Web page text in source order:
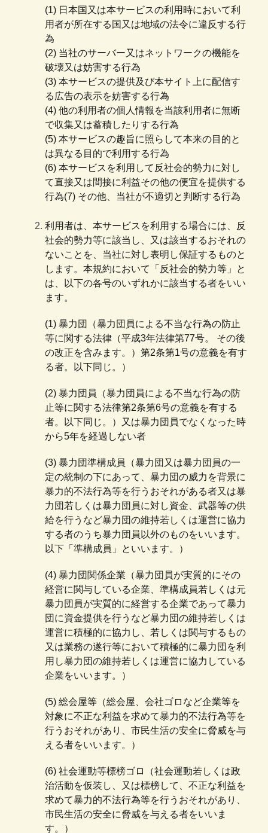
(1) 日本国又は本サービスの利用時において利
用者が所在する国又は地域の法令に違反する行
為
(2) 当社のサーバー又はネットワークの機能を
破壊又は妨害する行為
(3) 本サービスの提供及び本サイト上に配信す
る広告の表示を妨害する行為
(4) 他の利用者の個人情報を当該利用者に無断
で収集又は蓄積したりする行為
(5) 本サービスの趣旨に照らして本来の目的と
は異なる目的で利用する行為
(6) 本サービスを利用して反社会的勢力に対し
て直接又は間接に利益その他の便宜を提供する
行為(7) その他、当社が不適切と判断する行為
利用者は、本サービスを利用する場合には、反
社会的勢力等に該当し、又は該当するおそれの
ないことを、当社に対し表明し保証するものと
します。本規約において「反社会的勢力等」と
は、以下の各号のいずれかに該当する者をいい
ます。
(1) 暴力団（暴力団員による不当な行為の防止
等に関する法律（平成3年法律第77号。 その後
の改正を含みます。）第2条第1号の意義を有す
る者。以下同じ。）
(2) 暴力団員（暴力団員による不当な行為の防
止等に関する法律第2条第6号の意義を有する
者。以下同じ。）又は暴力団員でなくなった時
から5年を経過しない者
(3) 暴力団準構成員（暴力団又は暴力団員の一
定の統制の下にあって、暴力団の威力を背景に
暴力的不法行為等を行うおそれがある者又は暴
力団若しくは暴力団員に対し資金、武器等の供
給を行うなど暴力団の維持若しくは運営に協力
する者のうち暴力団員以外のものをいいます。
以下「準構成員」といいます。）
(4) 暴力団関係企業（暴力団員が実質的にその
経営に関与している企業、準構成員若しくは元
暴力団員が実質的に経営する企業であって暴力
団に資金提供を行うなど暴力団の維持若しくは
運営に積極的に協力し、若しくは関与するもの
又は業務の遂行等において積極的に暴力団を利
用し暴力団の維持若しくは運営に協力している
企業をいいます。）
(5) 総会屋等（総会屋、会社ゴロなど企業等を
対象に不正な利益を求めて暴力的不法行為等を
行うおそれがあり、市民生活の安全に脅威を与
える者をいいます。）
(6) 社会運動等標榜ゴロ（社会運動若しくは政
治活動を仮装し、又は標榜して、不正な利益を
求めて暴力的不法行為等を行うおそれがあり、
市民生活の安全に脅威を与える者をいいま
す。）